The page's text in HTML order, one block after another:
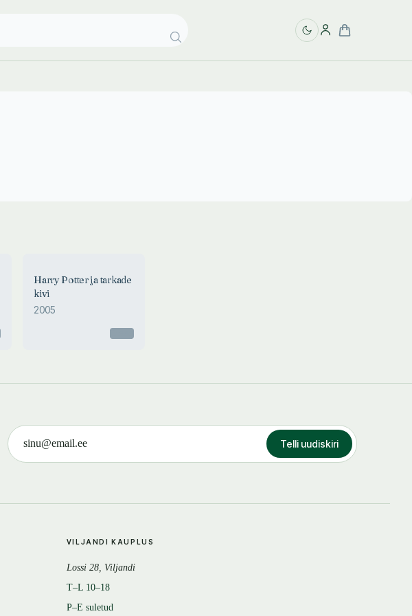
Harry Potter ja tarkade
kivi
2005
Telli uudiskiri
VILJANDI KAUPLUS
Lossi 28, Viljandi
T–L 10–18
P–E suletud